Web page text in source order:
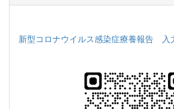
新型コロナウイルス感染症療養報告 入